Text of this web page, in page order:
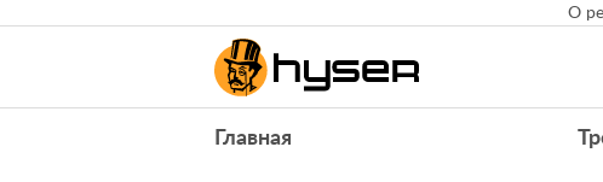
О
Главная